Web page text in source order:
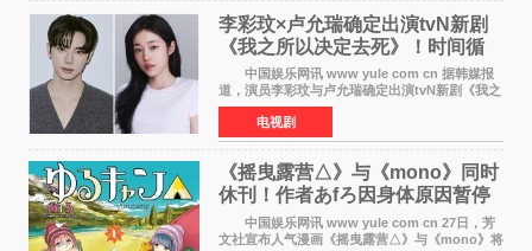
李彩玟×卢允瑞确定出演tvN新剧
《我之所以决定去死》！时间循
环青春爱情来袭
中国娱乐网讯 www yule com cn 据韩媒报
道，演员李彩玟与卢允瑞确定出演tvN新剧《我之
所以决定去死》，分别担任男女主角。该剧预计
将于明年播出，引发观众期待。 本剧改编自
NAVER同名人气
电视剧
《摇曳露营△》与《mono》同时
休刊！作者あfろ因身体原因暂停
双连载
中国娱乐网讯 www yule com cn 27日，芳
文社宣布人气漫画《摇曳露营△》与《mono》将